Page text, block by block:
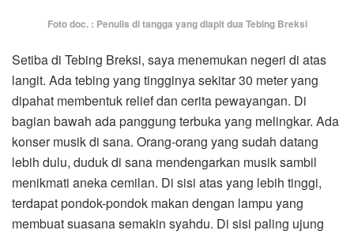
Foto doc. : Penulis di tangga yang diapit dua Tebing Breksi
Setiba di Tebing Breksi, saya menemukan negeri di atas
langit. Ada tebing yang tingginya sekitar 30 meter yang
dipahat membentuk relief dan cerita pewayangan. Di
bagian bawah ada panggung terbuka yang melingkar. Ada
konser musik di sana. Orang-orang yang sudah datang
lebih dulu, duduk di sana mendengarkan musik sambil
menikmati aneka cemilan. Di sisi atas yang lebih tinggi,
terdapat pondok-pondok makan dengan lampu yang
membuat suasana semakin syahdu. Di sisi paling ujung